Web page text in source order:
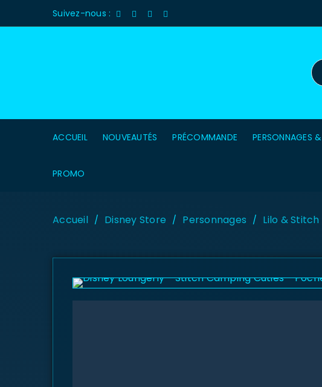
Suivez-nous :
ACCUEIL NOUVEAUTÉS PRÉCOMMANDE PERSONNAGES
PROMO
Accueil / Disney Store / Personnages / Lilo & Stitch